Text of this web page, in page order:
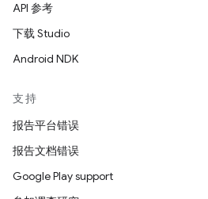
API 参考
下载 Studio
Android NDK
支持
报告平台错误
报告文档错误
Google Play support